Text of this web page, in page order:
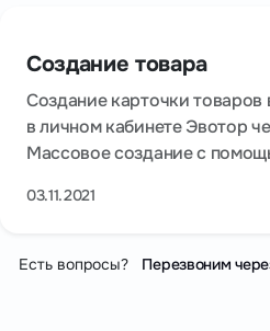
Создание товара
Создание карточки
в личном кабинете Эвотор
Массовое создание с
03.11.2021
Есть вопросы? Перезвоним